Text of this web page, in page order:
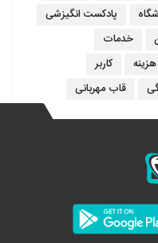
پادکست انگیزشی
خدمات
هزینه
کاربر
قاب مهربانی